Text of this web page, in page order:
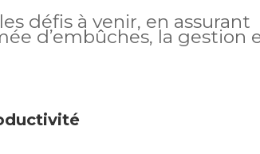
défis à venir, en assurant
d’embûches, la gestion